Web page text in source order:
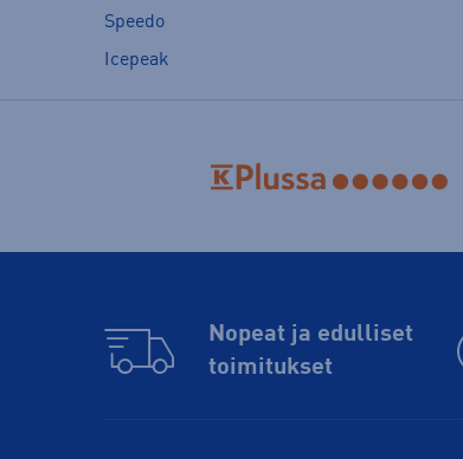
Speedo
Icepeak
Nopeat ja edulliset
toimitukset